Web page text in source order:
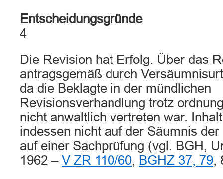
Entscheidungsgründe
4
Die Revision hat Erfolg. Über das
antragsgemäß durch
da die Beklagte in der mündlichen
Revisionsverhandlung trotz
nicht anwaltlich vertreten war.
indessen nicht auf der Säumnis
auf einer Sachprüfung (vgl. BGH,
1962 – V ZR 110/60, BGHZ 37, 79,